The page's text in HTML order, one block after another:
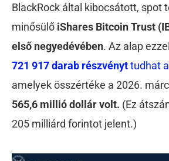
BlackRock által kibocsátott, spot
minősülő iShares Bitcoin Trust
első negyedévében. Az alap
721 917 darab részvényttudhat
amelyek összértéke a 2026.
565,6 millió dollár volt. (Ez
205 milliárd forintot jelent.)